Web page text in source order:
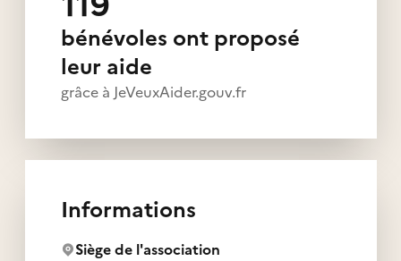
bénévoles ont proposé
leur aide
grâce à JeVeuxAider.gouv.fr
Informations
Siège de l'association